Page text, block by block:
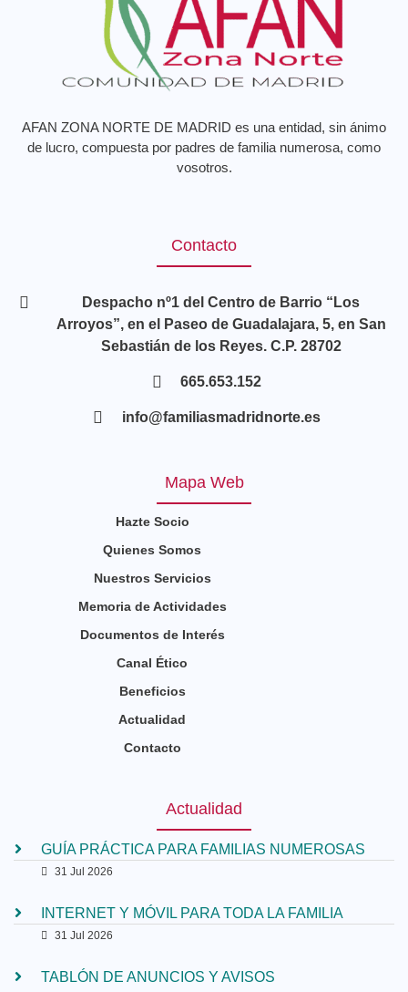
AFAN ZONA NORTE DE MADRID es una entidad, sin ánimo
de lucro, compuesta por padres de familia numerosa, como
vosotros.
Contacto
Despacho nº1 del Centro de Barrio “Los
Arroyos”, en el Paseo de Guadalajara, 5, en San
Sebastián de los Reyes. C.P. 28702
665.653.152
info@familiasmadridnorte.es
Mapa Web
Hazte Socio
Quienes Somos
Nuestros Servicios
Memoria de Actividades
Documentos de Interés
Canal Ético
Beneficios
Actualidad
Contacto
Actualidad
GUÍA PRÁCTICA PARA FAMILIAS NUMEROSAS
31 Jul 2026
INTERNET Y MÓVIL PARA TODA LA FAMILIA
31 Jul 2026
TABLÓN DE ANUNCIOS Y AVISOS